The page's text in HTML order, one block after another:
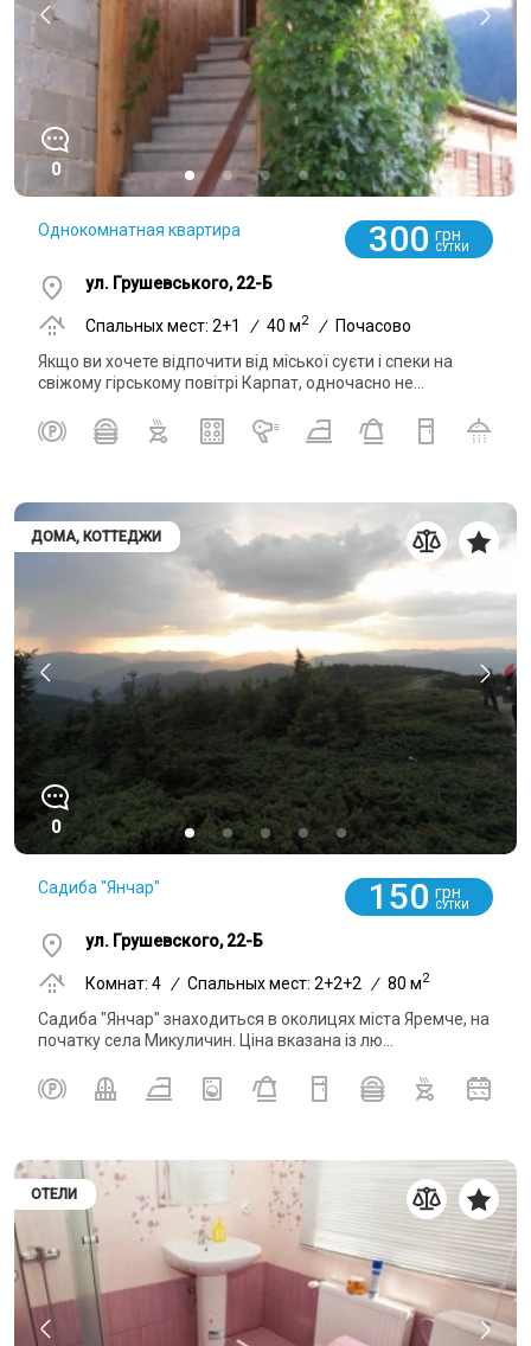
0
Однокомнатная квартира 300 грн
СУТКИ
ул. Грушевського, 22-Б
Спальных мест: 2+1 / 40 м2 /
Почасово
Якщо ви хочете відпочити від міської суєти і спеки на
свіжому гірському повітрі Карпат, одночасно не...
ДОМА, КОТТЕДЖИ
0
Садиба "Янчар" 150 грн
СУТКИ
ул. Грушевского, 22-Б
Комнат: 4 / Спальных мест: 2+2+2 / 80 м2
Садиба "Янчар" знаходиться в околицях міста Яремче, на
початку села Микуличин. Ціна вказана із лю...
ОТЕЛИ